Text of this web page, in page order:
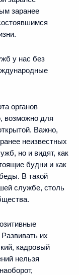
заранее
у нас без
органов
возможно для
Важно,
неизвестных
но и видят, как
будни и как
В такой
службе, столь
их
кадровый
нельзя